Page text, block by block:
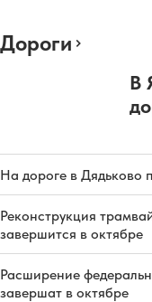
Дороги
В
На дороге в Дядьково
Реконструкция
завершится в октябре
Расширение
завершат в октябре